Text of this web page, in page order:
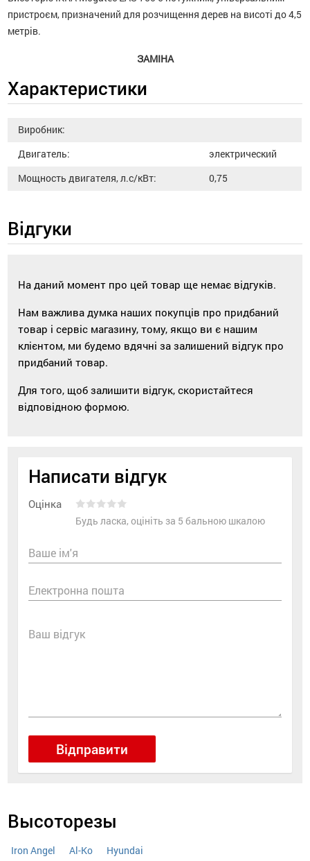
пристроєм, призначений для розчищення дерев на висоті до 4,5
метрів.
ЗАМІНА
Характеристики
Виробник:
Двигатель:
электрический
Мощность двигателя, л.с/кВт:
0,75
Відгуки
На даний момент про цей товар ще немає відгуків.
Нам важлива думка наших покупців про придбаний
товар і сервіс магазину, тому, якщо ви є нашим
клієнтом, ми будемо вдячні за залишений відгук про
придбаний товар.
Для того, щоб залишити відгук, скористайтеся
відповідною формою.
Написати відгук
Оцінка
Будь ласка, оцініть за 5 бальною шкалою
Ваше ім'я
Електронна пошта
Ваш відгук
Відправити
Высоторезы
Iron Angel Al-Ko Hyundai